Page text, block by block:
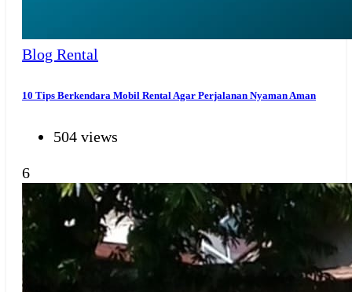
Blog Rental
10 Tips Berkendara Mobil Rental Agar Perjalanan Nyaman Aman
504 views
6